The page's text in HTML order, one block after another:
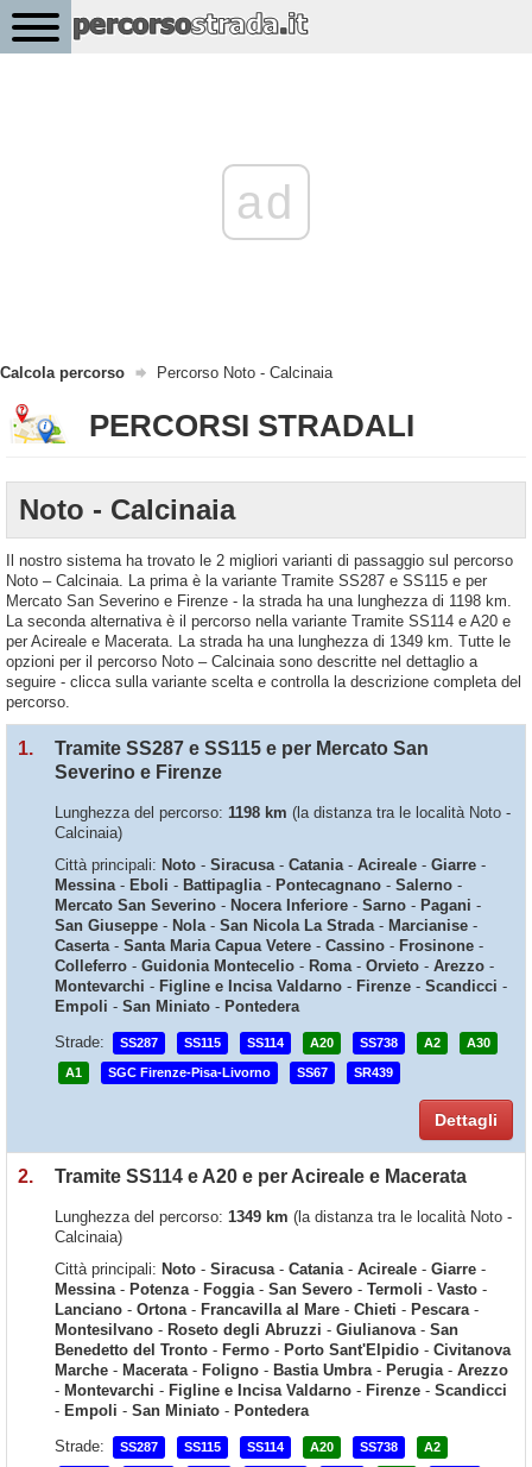
ad
Calcola percorso Percorso Noto - Calcinaia
PERCORSI STRADALI
Noto - Calcinaia
Il nostro sistema ha trovato le 2 migliori varianti di passaggio sul percorso
Noto – Calcinaia. La prima è la variante Tramite SS287 e SS115 e per
Mercato San Severino e Firenze - la strada ha una lunghezza di 1198 km.
La seconda alternativa è il percorso nella variante Tramite SS114 e A20 e
per Acireale e Macerata. La strada ha una lunghezza di 1349 km. Tutte le
opzioni per il percorso Noto – Calcinaia sono descritte nel dettaglio a
seguire - clicca sulla variante scelta e controlla la descrizione completa del
percorso.
1.
Tramite SS287 e SS115 e per Mercato San
Severino e Firenze
Lunghezza del percorso: 1198 km (la distanza tra le località Noto -
Calcinaia)
Città principali: Noto - Siracusa- Catania- Acireale - Giarre -
Messina- Eboli - Battipaglia- Pontecagnano - Salerno -
Mercato San Severino - Nocera Inferiore - Sarno - Pagani -
San Giuseppe - Nola- San Nicola La Strada- Marcianise -
Caserta- Santa Maria Capua Vetere - Cassino - Frosinone -
Colleferro - Guidonia Montecelio - Roma- Orvieto - Arezzo -
Montevarchi - Figline e Incisa Valdarno - Firenze - Scandicci -
Empoli - San Miniato - Pontedera
Strade:
SS287 SS115 SS114 A20 SS738 A2 A30
A1 SGC Firenze-Pisa-Livorno SS67 SR439
Dettagli
2. Tramite SS114 e A20 e per Acireale e Macerata
Lunghezza del percorso: 1349 km (la distanza tra le località Noto -
Calcinaia)
Città principali: Noto - Siracusa- Catania- Acireale - Giarre -
Messina- Potenza- Foggia- San Severo - Termoli - Vasto -
Lanciano - Ortona- Francavilla al Mare - Chieti - Pescara-
Montesilvano - Roseto degli Abruzzi - Giulianova- San
Benedetto del Tronto - Fermo - Porto Sant'Elpidio - Civitanova
Marche - Macerata- Foligno - Bastia Umbra- Perugia- Arezzo
- Montevarchi - Figline e Incisa Valdarno - Firenze - Scandicci
- Empoli - San Miniato - Pontedera
Strade:
SS287 SS115 SS114 A20 SS738 A2